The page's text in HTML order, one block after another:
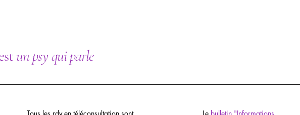
un psy qui parle